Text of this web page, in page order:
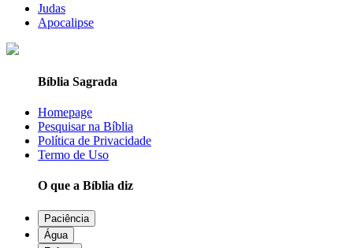
Judas
Apocalipse
Bíblia Sagrada
Homepage
Pesquisar na Bíblia
Política de Privacidade
Termo de Uso
O que a Bíblia diz
Paciência
Água